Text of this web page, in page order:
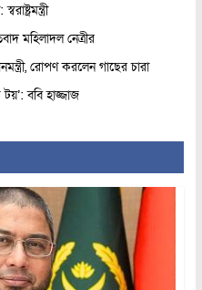
মহিলাদল নেত্রীর
রোপণ করলেন গাছের চারা
ববি হাজ্জাজ